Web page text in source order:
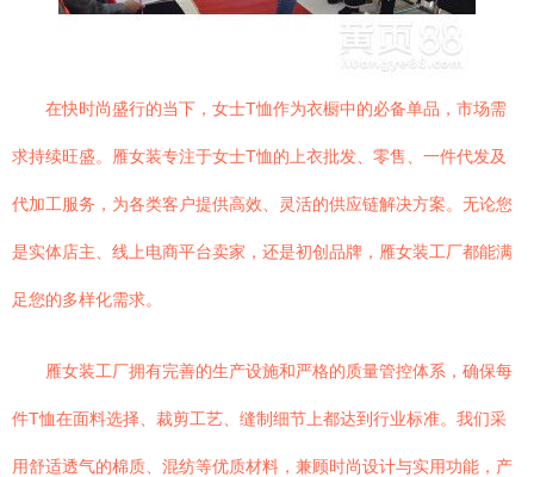
在快时尚盛行的当下，女士T恤作为衣橱中的必备单品，市场需
求持续旺盛。雁女装专注于女士T恤的上衣批发、零售、一件代发及
代加工服务，为各类客户提供高效、灵活的供应链解决方案。无论您
是实体店主、线上电商平台卖家，还是初创品牌，雁女装工厂都能满
足您的多样化需求。
雁女装工厂拥有完善的生产设施和严格的质量管控体系，确保每
件T恤在面料选择、裁剪工艺、缝制细节上都达到行业标准。我们采
用舒适透气的棉质、混纺等优质材料，兼顾时尚设计与实用功能，产